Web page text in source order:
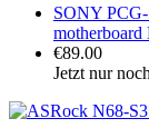
SONY
€89.00
Jetzt nur